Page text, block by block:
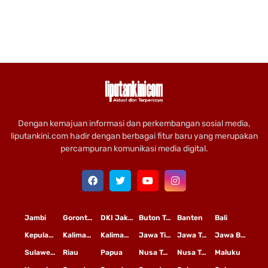
Dengan kemajuan informasi dan perkembangan sosial media,
liputankini.com hadir dengan berbagai fitur baru yang merupakan
percampuran komunikasi media digital.
Bali
Banten
Buton Tengah
DKI Jakarta
Gorontalo
Jambi
Jawa Barat
Jawa Tengah
Jawa Timur
Kalimantan Tengah
Kalimantan Timur
Kepulauan Riau
Maluku
Nusa Tenggara Barat
Nusa Tenggara Timur
Papua
Riau
Sulawesi Selatan